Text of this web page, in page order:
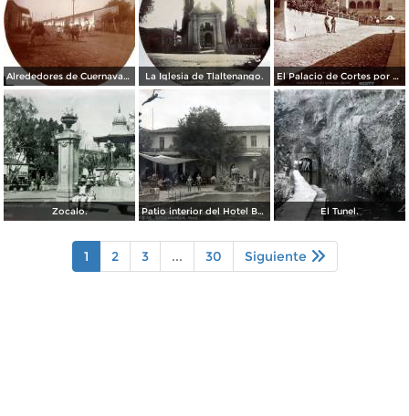
Alrededores de Cuernavaca Morelos. La Iglesia de Tlaltenango. El Palacio de Cortes por el Fotógrafo Windfield Scott.
Zocalo. Patio interior del Hotel Banos y Lido, El Tunel.
1 2 3 ... 30 Siguiente